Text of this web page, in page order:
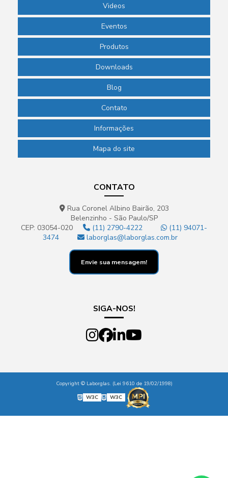
Videos
Eventos
Produtos
Downloads
Blog
Contato
Informações
Mapa do site
CONTATO
Rua Coronel Albino Bairão, 203
Belenzinho - São Paulo/SP
CEP: 03054-020
(11) 2790-4222
(11) 94071-
3474
laborglas@laborglas.com.br
Envie sua mensagem!
SIGA-NOS!
Copyright © Laborglas. (Lei 9610 de 19/02/1998)
W3C
W3C